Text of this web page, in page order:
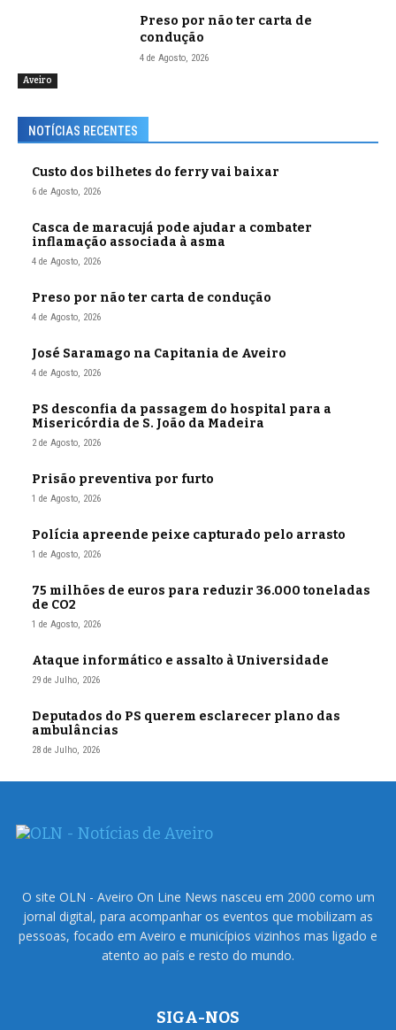
Aveiro
Preso por não ter carta de
condução
4 de Agosto, 2026
NOTÍCIAS RECENTES
Custo dos bilhetes do ferry vai baixar
6 de Agosto, 2026
Casca de maracujá pode ajudar a combater
inflamação associada à asma
4 de Agosto, 2026
Preso por não ter carta de condução
4 de Agosto, 2026
José Saramago na Capitania de Aveiro
4 de Agosto, 2026
PS desconfia da passagem do hospital para a
Misericórdia de S. João da Madeira
2 de Agosto, 2026
Prisão preventiva por furto
1 de Agosto, 2026
Polícia apreende peixe capturado pelo arrasto
1 de Agosto, 2026
75 milhões de euros para reduzir 36.000 toneladas
de CO2
1 de Agosto, 2026
Ataque informático e assalto à Universidade
29 de Julho, 2026
Deputados do PS querem esclarecer plano das
ambulâncias
28 de Julho, 2026
O site OLN - Aveiro On Line News nasceu em 2000 como um
jornal digital, para acompanhar os eventos que mobilizam as
pessoas, focado em Aveiro e municípios vizinhos mas ligado e
atento ao país e resto do mundo.
SIGA-NOS